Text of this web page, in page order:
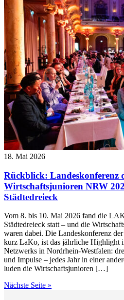
18. Mai 2026
Rückblick: Landeskonferenz
Wirtschaftsjunioren NRW
Städtedreieck
Vom 8. bis 10. Mai 2026 fand die
Städtedreieck statt – und die
waren dabei. Die Landeskonferenz
kurz LaKo, ist das jährliche Highlight
Netzwerks in Nordrhein-Westfalen:
und Impulse – jedes Jahr in einer
luden die Wirtschaftsjunioren […]
Nächste Seite »